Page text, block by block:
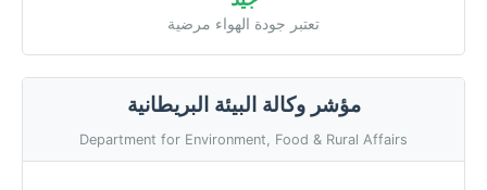
تعتبر جودة الهواء مرضية
مؤشر وكالة البيئة البريطانية
Department for Environment, Food & Rural Affairs